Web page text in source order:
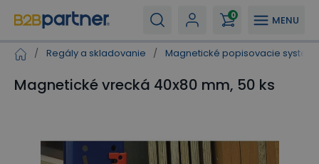
MENU
0
/ Regály a skladovanie / Magnetické popisovacie
Magnetické vrecká 40x80 mm, 50 ks